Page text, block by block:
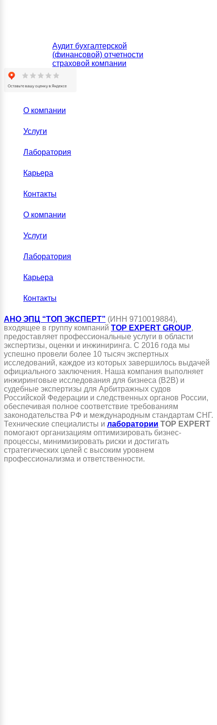
Аудит бухгалтерской
(финансовой) отчетности
страховой компании
О компании
Услуги
Лаборатория
Карьера
Контакты
О компании
Услуги
Лаборатория
Карьера
Контакты
АНО ЭПЦ “ТОП ЭКСПЕРТ” (ИНН 9710019884),
входящее в группу компаний TOP EXPERT GROUP,
предоставляет профессиональные услуги в области
экспертизы, оценки и инжиниринга. С 2016 года мы
успешно провели более 10 тысяч экспертных
исследований, каждое из которых завершилось выдачей
официального заключения. Наша компания выполняет
инжиринговые исследования для бизнеса (B2B) и
судебные экспертизы для Арбитражных судов
Российской Федерации и следственных органов России,
обеспечивая полное соответствие требованиям
законодательства РФ и международным стандартам СНГ.
Технические специалисты и лаборатории TOP EXPERT
помогают организациям оптимизировать бизнес-
процессы, минимизировать риски и достигать
стратегических целей с высоким уровнем
профессионализма и ответственности.